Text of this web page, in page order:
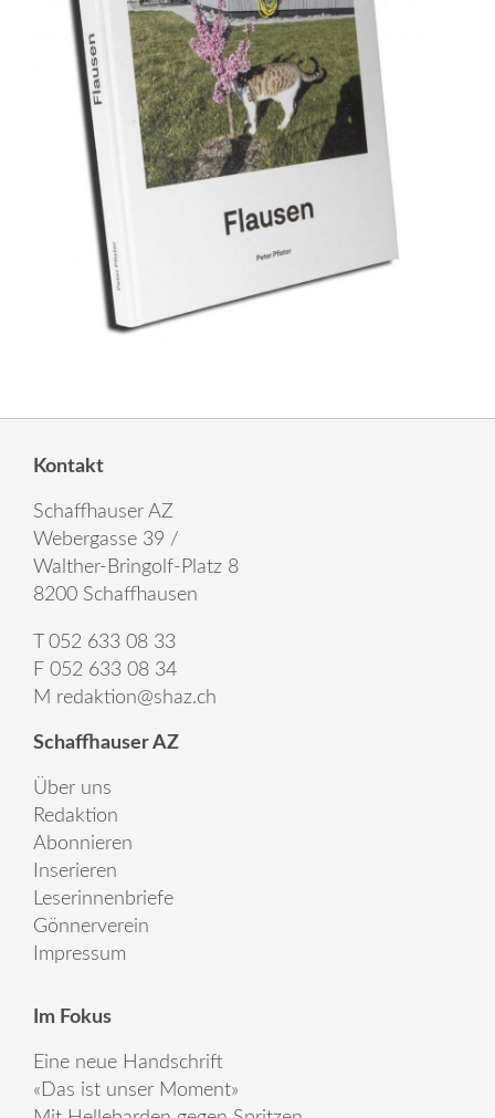
Kontakt
Schaffhauser AZ
Webergasse 39 /
Walther-Bringolf-Platz 8
8200 Schaffhausen
T 052 633 08 33
F 052 633 08 34
M redaktion@shaz.ch
Schaffhauser AZ
Über uns
Redaktion
Abonnieren
Inserieren
Leserinnenbriefe
Gönnerverein
Impressum
Im Fokus
Eine neue Handschrift
«Das ist unser Moment»